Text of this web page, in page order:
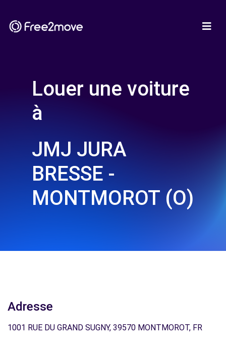
Louer une voiture
à
JMJ JURA
BRESSE -
MONTMOROT (O)
Adresse
1001 RUE DU GRAND SUGNY, 39570 MONTMOROT, FR